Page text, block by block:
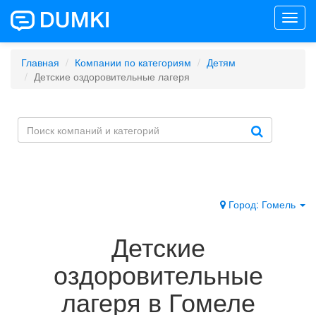
Главная Компании по категориям
Детям
Детские оздоровительные лагеря
Город: Гомель
Детские
оздоровительные
лагеря в Гомеле